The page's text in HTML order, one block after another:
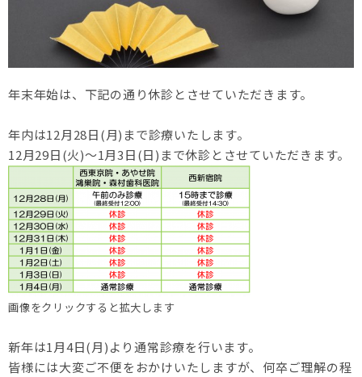
年末年始は、下記の通り休診とさせていただきます。
年内は12月28日(月)まで診療いたします。
12月29日(火)～1月3日(日)まで休診とさせていただきます。
画像をクリックすると拡大します
新年は1月4日(月)より通常診療を行います。
皆様には大変ご不便をおかけいたしますが、​何卒ご理解の程